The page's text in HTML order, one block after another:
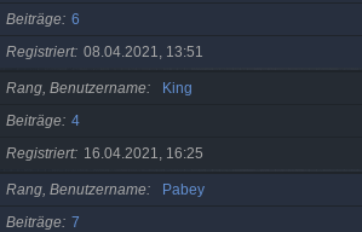
Beiträge 6
Registriert 08.04.2021, 13:51
Rang, Benutzername
King
Beiträge 4
Registriert
16.04.2021, 16:25
Rang, Benutzername
Pabey
Beiträge 7